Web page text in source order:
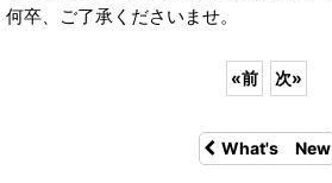
何卒、ご了承くださいませ。
«前 次»
What's New